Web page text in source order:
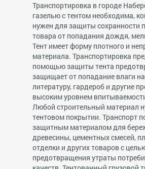
Транспортировка в городе
газелью с тентом необходима,
нужен для защиты сохранности
товара от попадания дождя,
Тент имеет форму плотного и
материала. Транспортировка
помощью защиты тента
защищает от попадание влаги
литературу, гардероб и другие
высоким уровнем
Любой строительный материал
тентовом покрытии. Транспорт
защитным материалом для
древесины, цементных смесей,
отделки и других товаров с
предотвращения утраты